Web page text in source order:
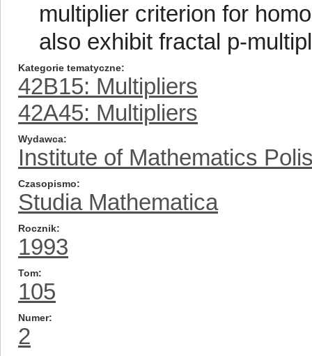
multiplier criterion for
also exhibit fractal p-
Kategorie tematyczne
42B15: Multipliers
42A45: Multipliers
Wydawca
Institute of Mathematics
Czasopismo
Studia Mathematica
Rocznik
1993
Tom
105
Numer
2